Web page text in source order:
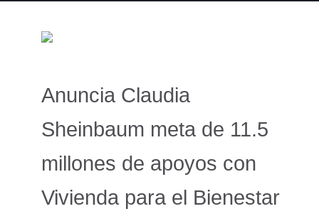
Anuncia Claudia
Sheinbaum meta de 11.5
millones de apoyos con
Vivienda para el Bienestar